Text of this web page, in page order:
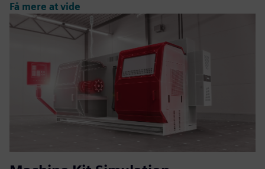
Få mere at vide